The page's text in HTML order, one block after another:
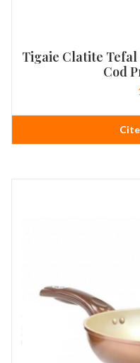
Tigaie Clatite Tefal
Cod